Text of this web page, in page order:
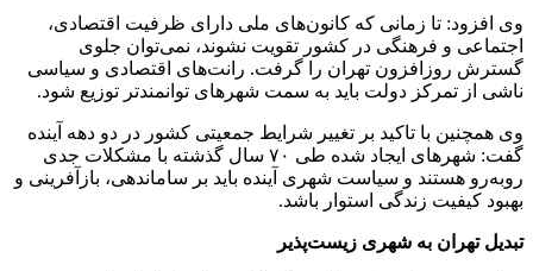
وی افزود: تا زمانی که کانون‌های ملی دارای ظرفیت اقتصادی،
اجتماعی و فرهنگی در کشور تقویت نشوند، نمی‌توان جلوی
گسترش روزافزون تهران را گرفت. رانت‌های اقتصادی و سیاسی
ناشی از تمرکز دولت باید به سمت شهرهای توانمندتر توزیع شود.
وی همچنین با تاکید بر تغییر شرایط جمعیتی کشور در دو دهه آینده
گفت: شهرهای ایجاد شده طی ۷۰ سال گذشته با مشکلات جدی
روبه‌رو هستند و سیاست شهری آینده باید بر ساماندهی، بازآفرینی و
بهبود کیفیت زندگی استوار باشد.
تبدیل تهران به شهری زیست‌پذیر